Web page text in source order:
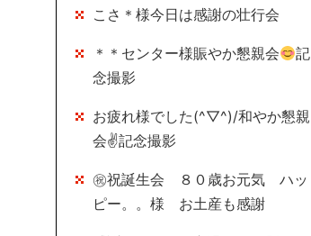
こさ＊様今日は感謝の壮行会
＊＊センター様賑やか懇親会
記
念撮影
お疲れ様でした(^▽^)/和やか懇親
会✌記念撮影
㊗祝誕生会 ８０歳お元気 ハッ
ピー。。様 お土産も感謝